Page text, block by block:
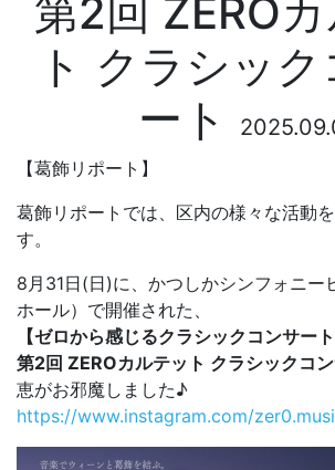
第2回 ZERO
ト クラシッ
ート
【葛飾リポート】
葛飾リポートでは、区内の様々な活動
す。
8月31日(日)に、かつしかシンフォニー
ホール）で開催された、
【ゼロから感じるクラシックコンサート
第2回 ZEROカルテット クラシックコン
恵がお邪魔しました♪
https://www.instagram.com/